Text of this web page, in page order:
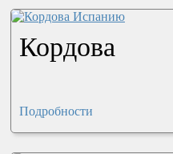
Кордова
Подробности